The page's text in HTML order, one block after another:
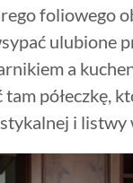
foliowego
ulubione
a
półeczkę,
i listwy